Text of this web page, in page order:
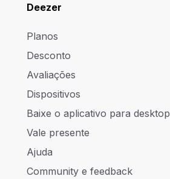
Deezer
Planos
Desconto
Avaliações
Dispositivos
Baixe o aplicativo para desktop
Vale presente
Ajuda
Community e feedback